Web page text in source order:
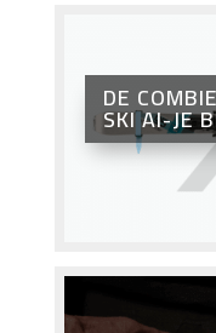
DE
SKI AI-JE